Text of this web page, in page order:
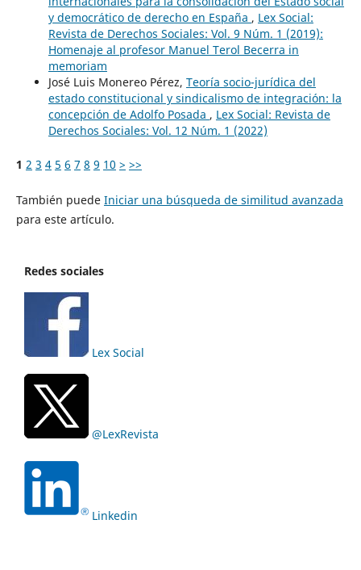
y democrático de derecho en España , Lex Social:
Revista de Derechos Sociales: Vol. 9 Núm. 1 (2019):
Homenaje al profesor Manuel Terol Becerra in
memoriam
José Luis Monereo Pérez, Teoría socio-jurídica del
estado constitucional y sindicalismo de integración: la
concepción de Adolfo Posada , Lex Social: Revista de
Derechos Sociales: Vol. 12 Núm. 1 (2022)
1 2 3 4 5 6 7 8 9 10 > >>
También puede Iniciar una búsqueda de similitud avanzada
para este artículo.
Redes sociales
Lex Social
@LexRevista
Linkedin